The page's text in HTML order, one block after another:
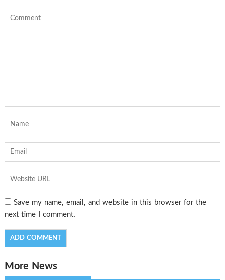
Save my name, email, and website in this browser for the
next time I comment.
More News